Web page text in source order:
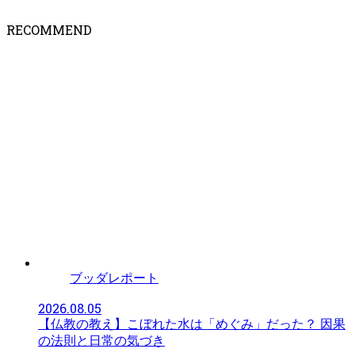
RECOMMEND
ブッダレポート
2026.08.05
【仏教の教え】こぼれた水は「めぐみ」だった？ 因果
の法則と日常の気づき